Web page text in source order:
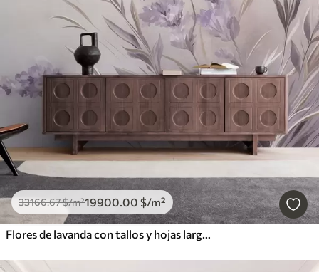
33166.67$/m²19900.00 $/m²
Flores de lavanda con tallos y hojas largos, obra de arte con una textura suave en tonos pastel